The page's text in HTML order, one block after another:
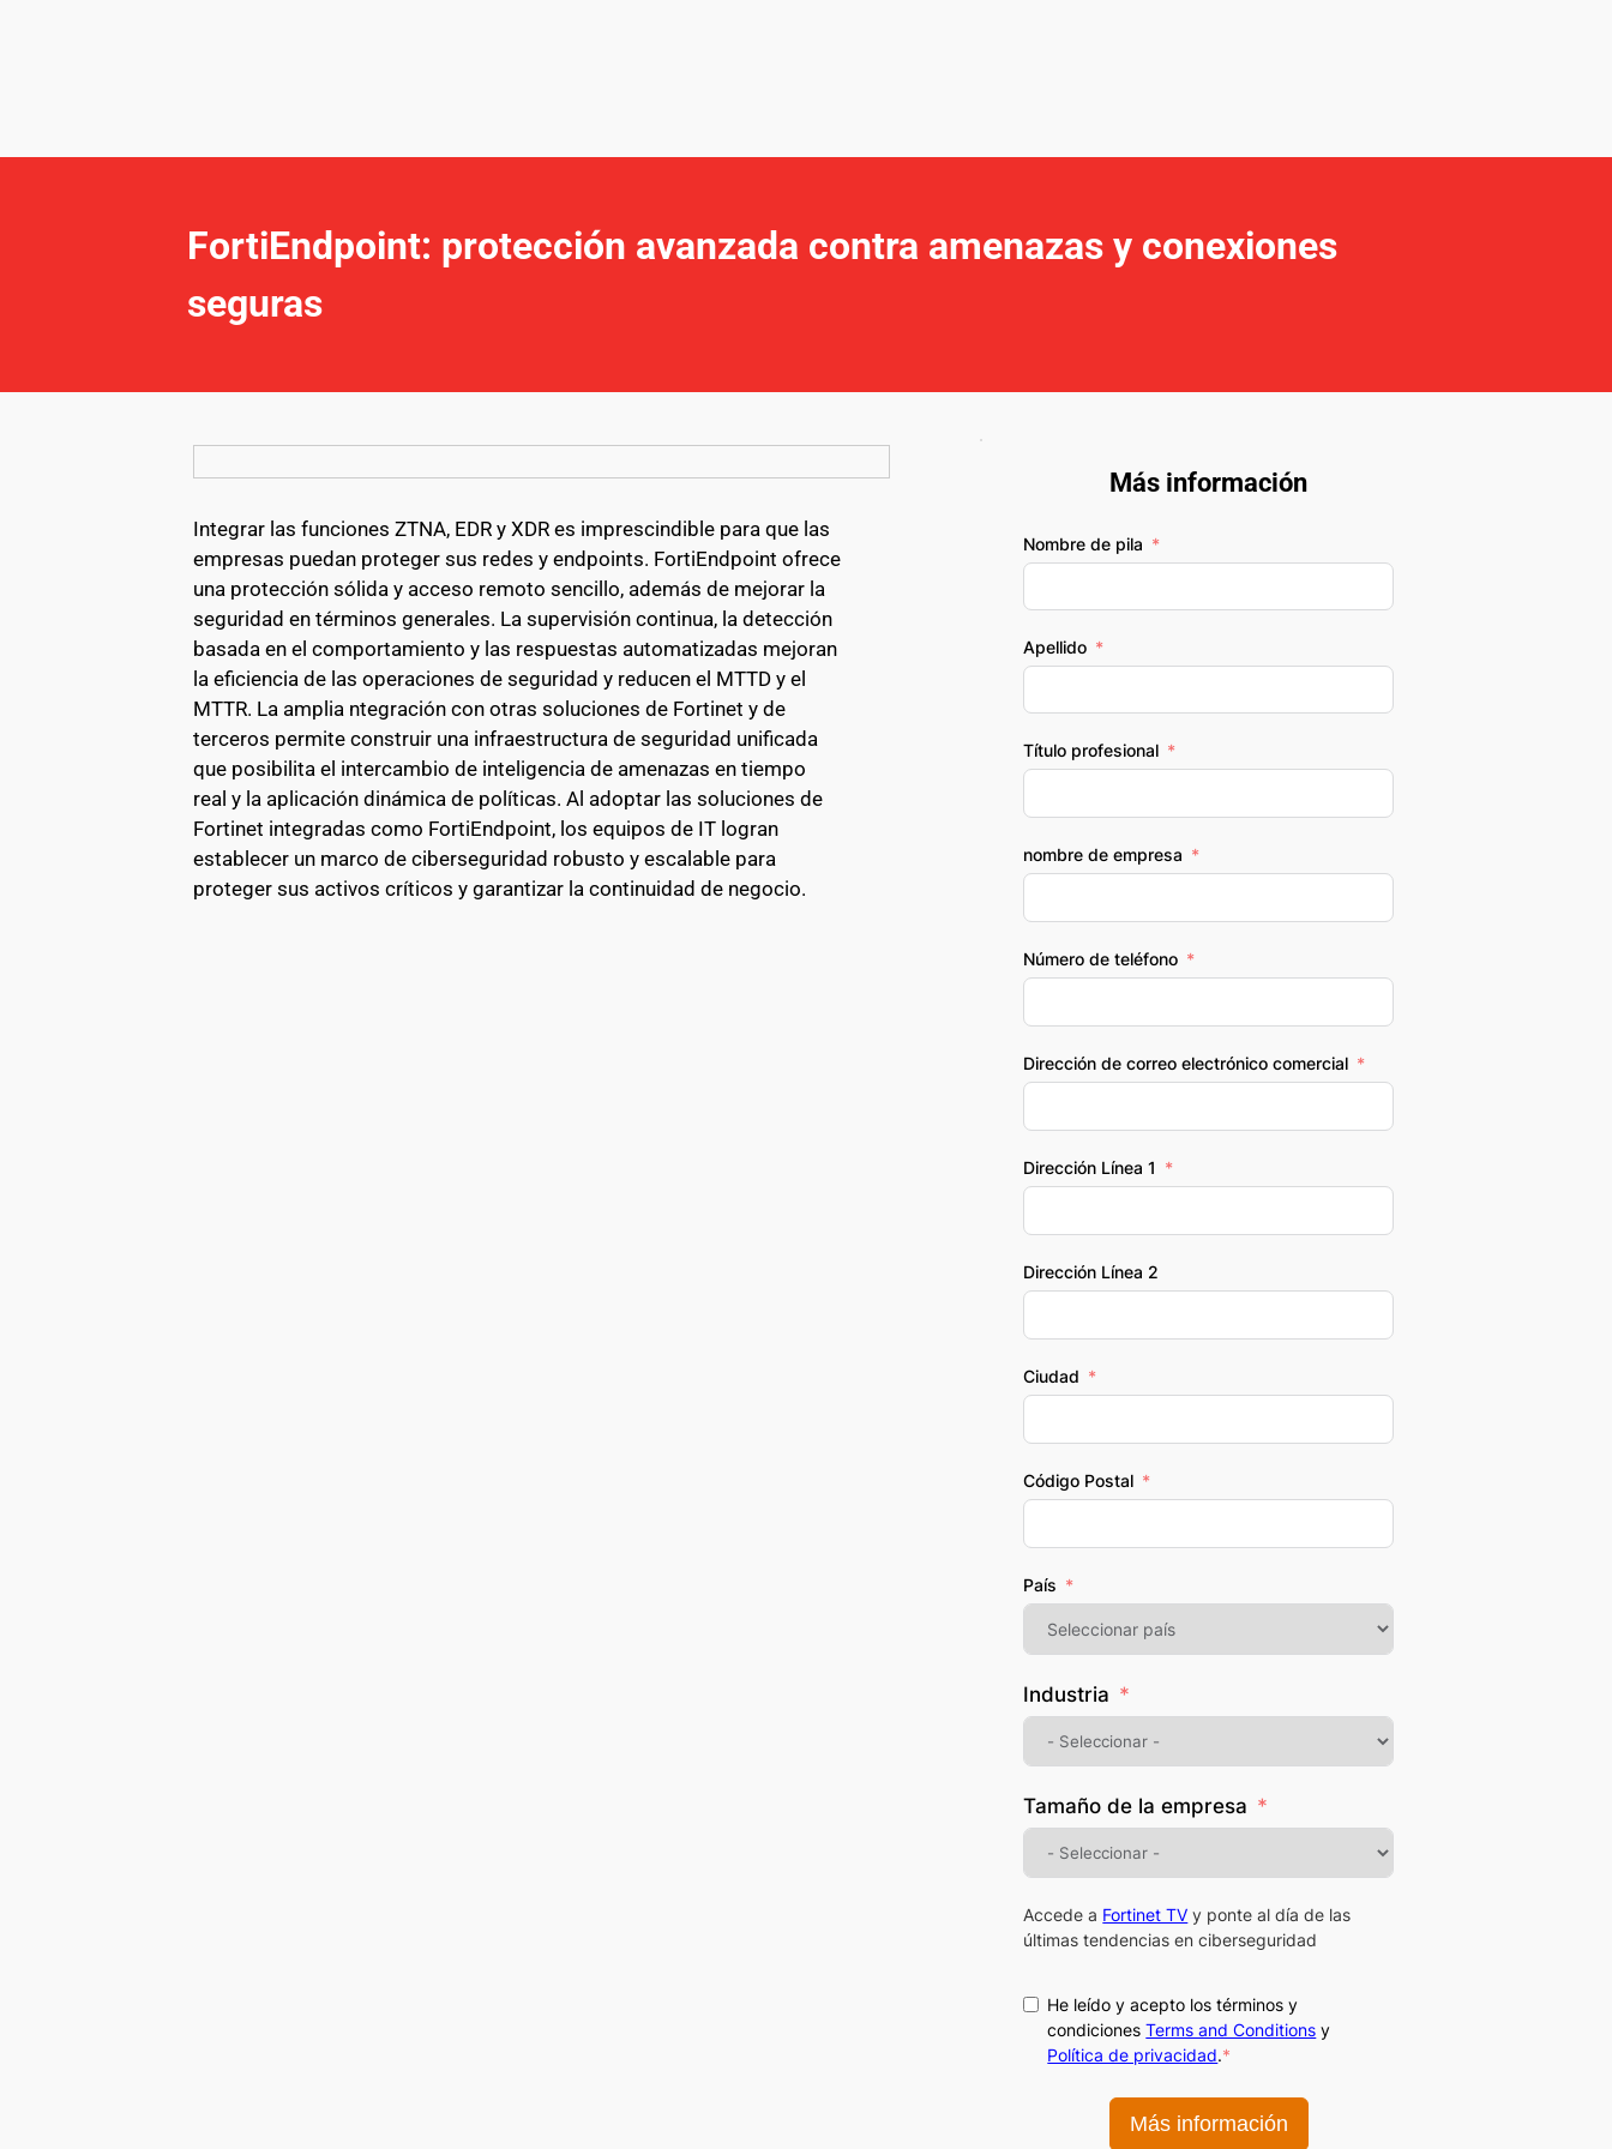
FortiEndpoint: protección avanzada contra amenazas y conexiones
seguras
Integrar las funciones ZTNA, EDR y XDR es imprescindible para que las
empresas puedan proteger sus redes y endpoints. FortiEndpoint ofrece
una protección sólida y acceso remoto sencillo, además de mejorar la
seguridad en términos generales. La supervisión continua, la detección
basada en el comportamiento y las respuestas automatizadas mejoran
la eficiencia de las operaciones de seguridad y reducen el MTTD y el
MTTR. La amplia ntegración con otras soluciones de Fortinet y de
terceros permite construir una infraestructura de seguridad unificada
que posibilita el intercambio de inteligencia de amenazas en tiempo
real y la aplicación dinámica de políticas. Al adoptar las soluciones de
Fortinet integradas como FortiEndpoint, los equipos de IT logran
establecer un marco de ciberseguridad robusto y escalable para
proteger sus activos críticos y garantizar la continuidad de negocio.
Más información
Nombre de pila
Apellido
Título profesional
nombre de empresa
Número de teléfono
Dirección de correo electrónico comercial
Dirección Línea 1
Dirección Línea 2
Ciudad
Código Postal
País
Industria
Tamaño de la empresa
Accede a Fortinet TV y ponte al día de las
últimas tendencias en ciberseguridad
He leído y acepto los términos y
condicionesTerms and Conditions y
Política de privacidad.*
Más información